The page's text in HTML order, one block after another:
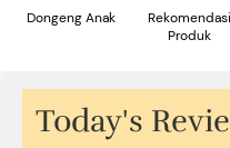
Dongeng Anak
Rekomendasi
Produk
Today's